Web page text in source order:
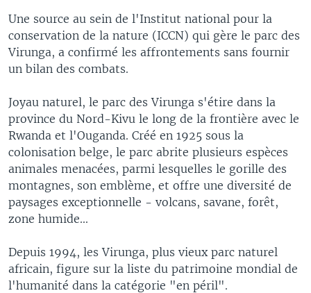
Une source au sein de l'Institut national pour la
conservation de la nature (ICCN) qui gère le parc des
Virunga, a confirmé les affrontements sans fournir
un bilan des combats.
Joyau naturel, le parc des Virunga s'étire dans la
province du Nord-Kivu le long de la frontière avec le
Rwanda et l'Ouganda. Créé en 1925 sous la
colonisation belge, le parc abrite plusieurs espèces
animales menacées, parmi lesquelles le gorille des
montagnes, son emblème, et offre une diversité de
paysages exceptionnelle - volcans, savane, forêt,
zone humide...
Depuis 1994, les Virunga, plus vieux parc naturel
africain, figure sur la liste du patrimoine mondial de
l'humanité dans la catégorie "en péril".